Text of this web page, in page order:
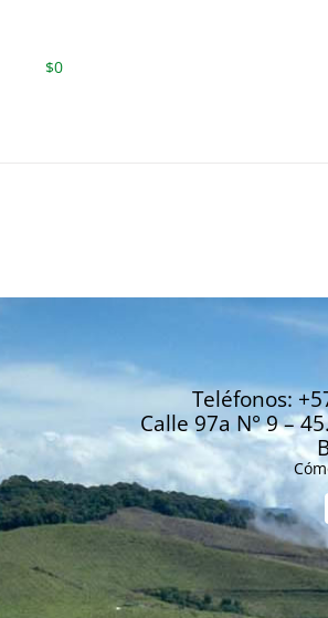
$0
Teléfonos:
Calle 97a N° 9 –